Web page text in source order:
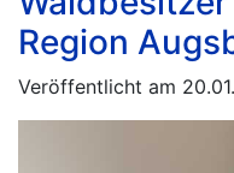
Region
Veröffentlicht am